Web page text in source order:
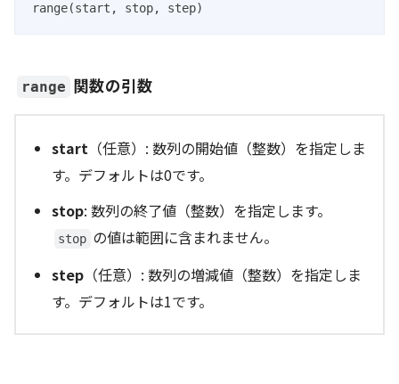
range(start, stop, step)
range 関数の引数
start （任意）: 数列の開始値（整数）を指定しま
す。デフォルトは0です。
stop: 数列の終了値（整数）を指定します。
stop の値は範囲に含まれません。
step （任意）: 数列の増減値（整数）を指定しま
す。デフォルトは1です。